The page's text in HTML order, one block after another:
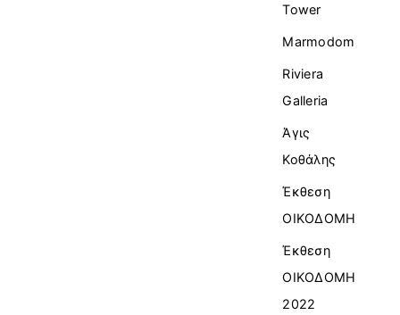
Tower
Marmodom
Riviera
Galleria
Άγις
Κοθάλης
Έκθεση
ΟΙΚΟΔΟΜΗ
Έκθεση
ΟΙΚΟΔΟΜΗ
2022